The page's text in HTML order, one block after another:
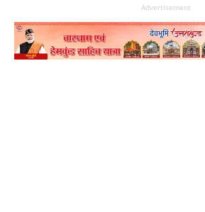
Advertisement